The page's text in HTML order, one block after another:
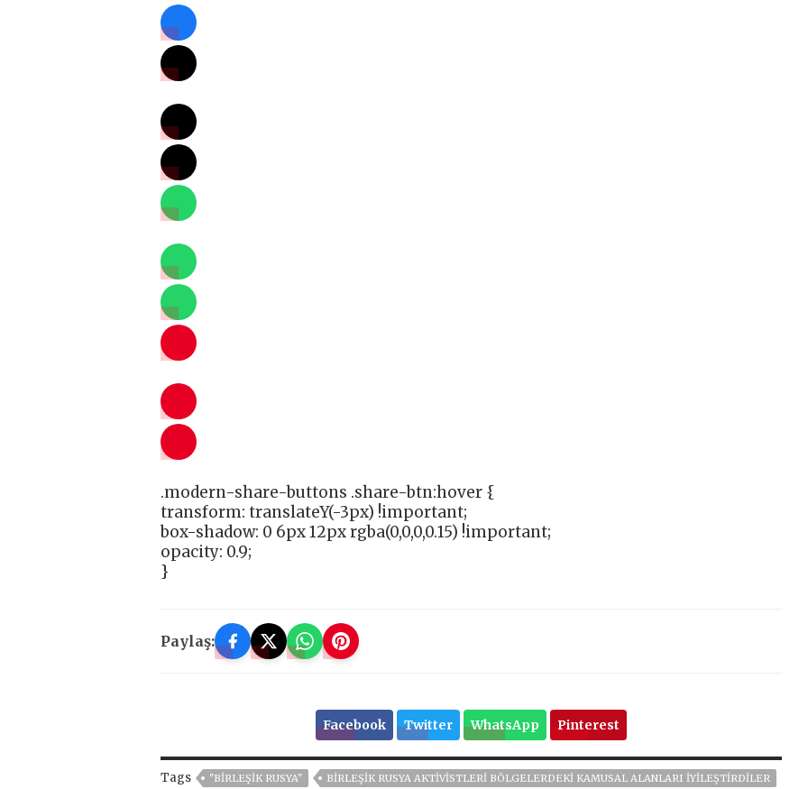
.modern-share-buttons .share-btn:hover {
transform: translateY(-3px) !important;
box-shadow: 0 6px 12px rgba(0,0,0,0.15) !important;
opacity: 0.9;
}
Paylaş:
Facebook Twitter WhatsApp Pinterest
Tags "BIRLEŞIK RUSYA" BIRLEŞIK RUSYA AKTIVISTLERI BÖLGELERDEKI KAMUSAL ALANLARI IYILEŞTIRDILER